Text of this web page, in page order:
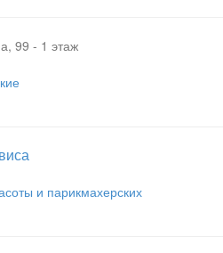
99 - 1 этаж
и парикмахерских